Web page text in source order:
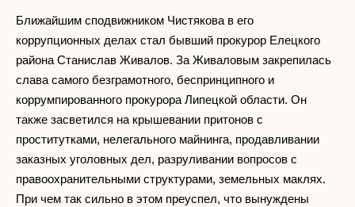
Ближайшим сподвижником Чистякова в его
коррупционных делах стал бывший прокурор Елецкого
района Станислав Живалов. За Живаловым закрепилась
слава самого безграмотного, беспринципного и
коррумпированного прокурора Липецкой области. Он
также засветился на крышевании притонов с
проститутками, нелегального майнинга, продавливании
заказных уголовных дел, разруливании вопросов с
правоохранительными структурами, земельных маклях.
При чем так сильно в этом преуспел, что вынуждены